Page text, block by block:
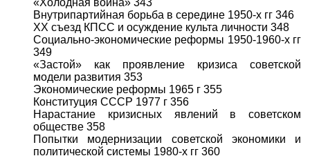
«Холодная война» 343
Внутрипартийная борьба в середине 1950-х гг 346
XX съезд КПСС и осуждение культа личности 348
Социально-экономические реформы 1950-1960-х гг
349
«Застой» как проявление кризиса советской
модели развития 353
Экономические реформы 1965 г 355
Конституция СССР 1977 г 356
Нарастание кризисных явлений в советском
обществе 358
Попытки модернизации советской экономики и
политической системы 1980-х гг 360